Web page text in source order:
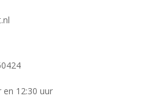
12:30 uur